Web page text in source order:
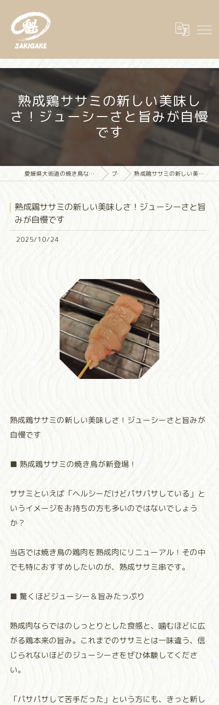
熟成鶏ササミの新しい美味し
さ！ジューシーさと旨みが自慢
です
愛媛県大街道の焼き鳥なら大街道立ち飲み焼き鳥 魁(さきがけ) ブログ 熟成鶏ササミの新しい美味しさ！ジューシーさと旨みが自慢です
熟成鶏ササミの新しい美味しさ！ジューシーさと旨
みが自慢です
2025/10/24
熟成鶏ササミの新しい美味しさ！ジューシーさと旨みが
自慢です
■ 熟成鶏ササミの焼き鳥が新登場！
ササミといえば「ヘルシーだけどパサパサしている」と
いうイメージをお持ちの方も多いのではないでしょう
か？
当店では焼き鳥の鶏肉を熟成肉にリニューアル！その中
でも特におすすめしたいのが、熟成ササミ串です。
■ 驚くほどジューシー＆旨みたっぷり
熟成肉ならではのしっとりとした食感と、噛むほどに広
がる鶏本来の旨み。これまでのササミとは一味違う、信
じられないほどのジューシーさをぜひ体験してくださ
い。
「パサパサして苦手だった」という方にも、きっと新し